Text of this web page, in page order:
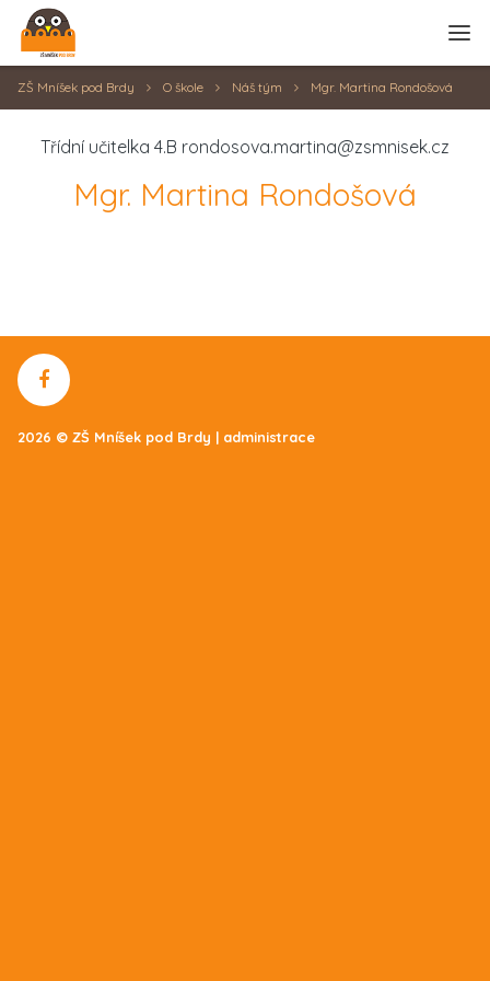
Přihlásit se
ZŠ Mníšek pod Brdy O škole Náš tým Mgr. Martina Rondošová
Třídní učitelka 4.B rondosova.martina@zsmnisek.cz
Mgr. Martina Rondošová
2026 © ZŠ Mníšek pod Brdy | administrace